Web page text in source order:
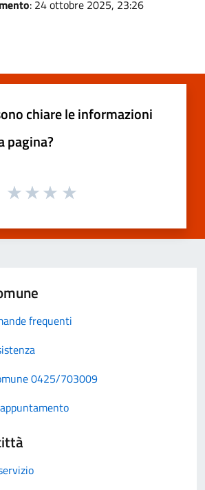
: 24 ottobre 2025, 23:26
chiare le informazioni
pagina?
frequenti
0425/703009